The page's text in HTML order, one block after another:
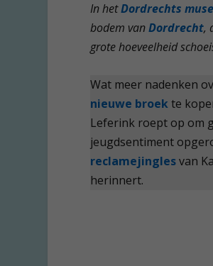
In hetDordrechts
bodem vanDordrecht,
grote hoeveelheid
Wat meer nadenken
nieuwe broekte
Leferink roept op om
jeugdsentiment
reclamejinglesvan
herinnert.